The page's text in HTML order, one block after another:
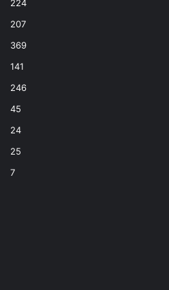
224
207
369
141
246
45
24
25
7